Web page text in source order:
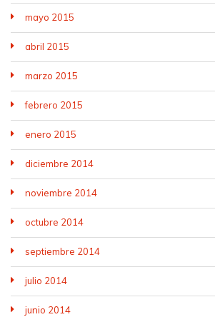
mayo 2015
abril 2015
marzo 2015
febrero 2015
enero 2015
diciembre 2014
noviembre 2014
octubre 2014
septiembre 2014
julio 2014
junio 2014